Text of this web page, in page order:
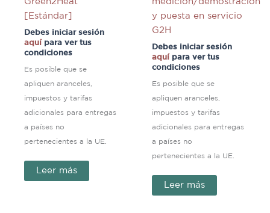
[Estándar]
Debes iniciar sesión
aquípara ver tus
condiciones
Es posible que se
apliquen aranceles,
impuestos y tarifas
adicionales para entregas
a países no
pertenecientes a la UE.
Leer más
y puesta en servicio
G2H
Debes iniciar sesión
aquípara ver tus
condiciones
Es posible que se
apliquen aranceles,
impuestos y tarifas
adicionales para entregas
a países no
pertenecientes a la UE.
Leer más